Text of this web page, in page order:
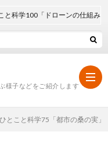
様子などをご紹介します
学100「ドローンの仕組み」
ひとこと科学75「都市の桑の実」